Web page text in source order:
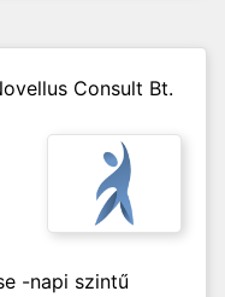
Consult Bt.
-napi szintű